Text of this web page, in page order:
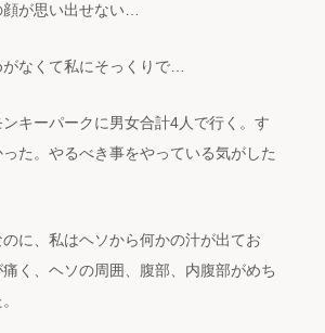
が思い出せない…
なくて私にそっくりで…
キーパークに男女合計4人で行く。す
た。やるべき事をやっている気がした
に、私はヘソから何かの汁が出てお
く、ヘソの周囲、腹部、内腹部がめち